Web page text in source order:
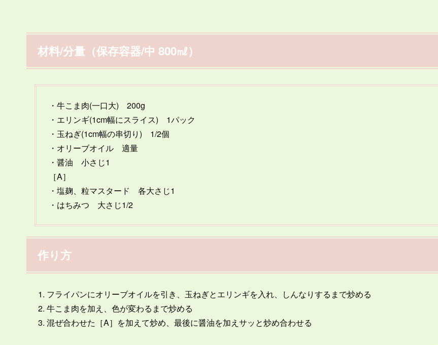
材料/分量（保存容器/中 800㎖）
・牛こま肉(一口大) 200g
・エリンギ(1cm幅にスライス) 1パック
・玉ねぎ(1cm幅の串切り) 1/2個
・オリーブオイル 適量
・醤油 小さじ1
［A］
・塩麹、粒マスタード 各大さじ1
・はちみつ 大さじ1/2
作り方
フライパンにオリーブオイルを引き、玉ねぎとエリンギを入れ、しんなりするまで炒める
牛こま肉を加え、色が変わるまで炒める
混ぜ合わせた［A］を加えて炒め、最後に醤油を加えサッと炒め合わせる